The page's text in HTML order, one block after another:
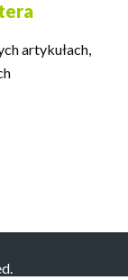
artykułach,